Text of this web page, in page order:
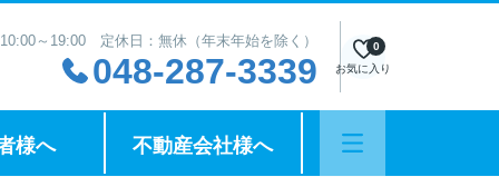
～19:00 定休日：無休（年末年始を除く）
048-287-3339 お気に入り
0
様へ 不動産会社様へ